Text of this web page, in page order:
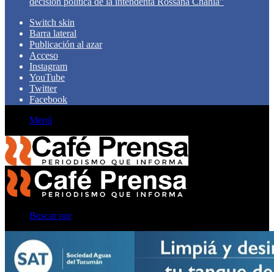
Switch skin
Barra lateral
Publicación al azar
Acceso
Instagram
YouTube
Twitter
Facebook
Menú
Buscar por